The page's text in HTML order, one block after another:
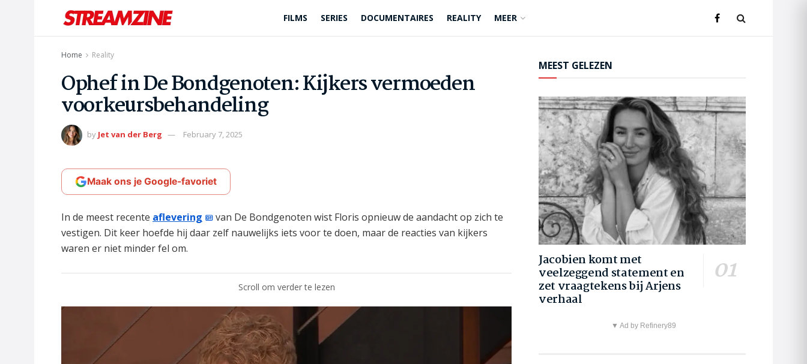
FILMS SERIES DOCUMENTAIRES REALITY MEER
Home Reality
Ophef in De Bondgenoten: Kijkers vermoeden
voorkeursbehandeling
by Jet van der Berg February 7, 2025
Maak ons je Google-favoriet
In de meest recente aflevering
van De Bondgenoten wist Floris opnieuw de aandacht op zich te
vestigen. Dit keer hoefde hij daar zelf nauwelijks iets voor te doen, maar de reacties van kijkers
waren er niet minder fel om.
Scroll om verder te lezen
MEEST GELEZEN
Jacobien komt met
veelzeggend statement en
zet vraagtekens bij Arjens
verhaal
▼ Ad by Refinery89